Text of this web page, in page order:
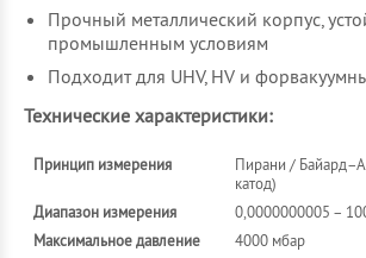
Прочный металлический корпус,
промышленным условиям
Подходит для UHV, HV и
Технические характеристики:
Принцип измерения
Пирани /
катод)
Диапазон измерения
0,0000000005 –
Максимальное давление
4000 мбар